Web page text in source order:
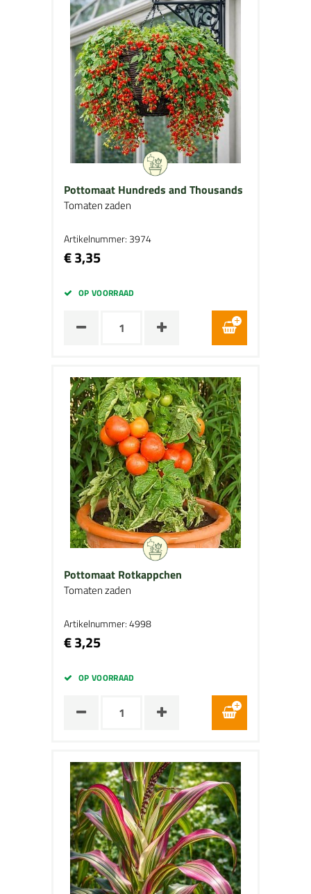
Pottomaat Hundreds and Thousands
Tomaten zaden
Artikelnummer: 3974
€ 3,35
OP VOORRAAD
Pottomaat Rotkappchen
Tomaten zaden
Artikelnummer: 4998
€ 3,25
OP VOORRAAD